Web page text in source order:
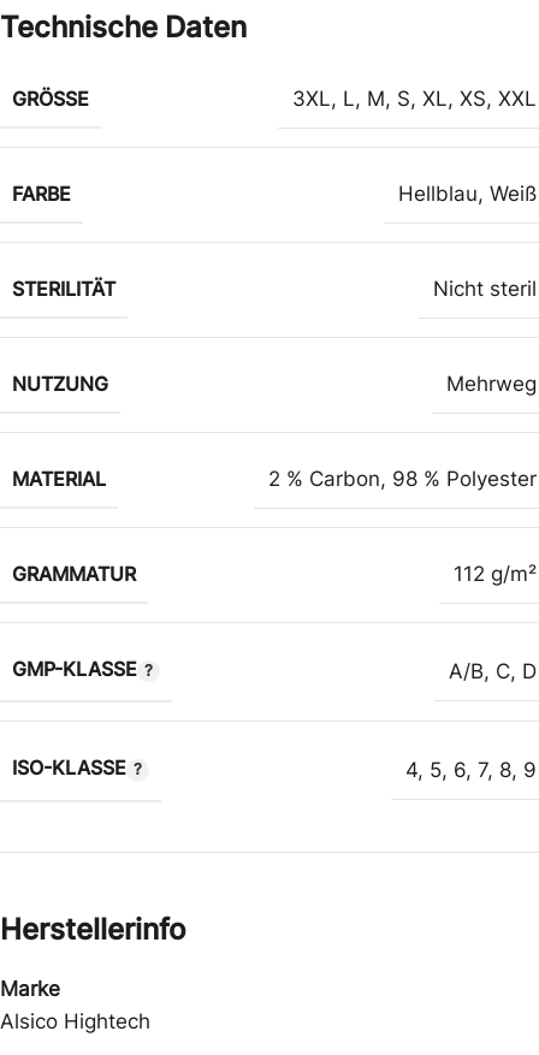
Technische Daten
GRÖSSE 3XL, L, M, S, XL, XS, XXL
FARBE Hellblau, Weiß
STERILITÄT Nicht steril
NUTZUNG Mehrweg
MATERIAL 2 % Carbon, 98 % Polyester
GRAMMATUR 112 g/m²
GMP-KLASSE A/B, C, D
ISO-KLASSE 4, 5, 6, 7, 8, 9
Herstellerinfo
Marke
Alsico Hightech